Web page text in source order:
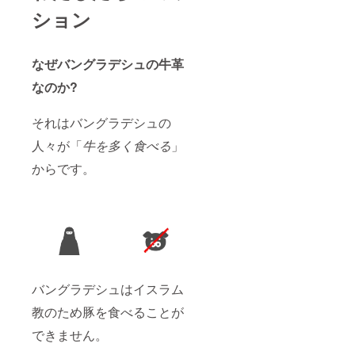
ション
なぜバングラデシュの牛革
なのか?
それはバングラデシュの
人々が「牛を多く食べる 」
からです。
バングラデシュはイスラム
教のため豚を食べることが
できません。